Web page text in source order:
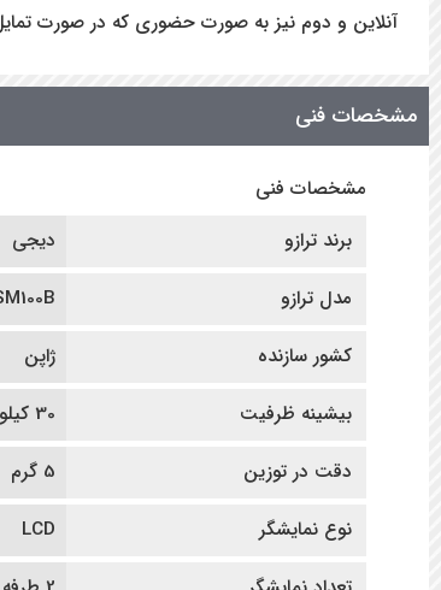
آنلاین و دوم نیز به صورت حضوری که در صورت
مشخصات فنی
مشخصات فنی
برند ترازو
دیجی
مدل ترازو
کشور سازنده
ژاپن
بیشینه ظرفیت
30 کیلوگرم
دقت در توزین
5 گرم
نوع نمایشگر
LCD